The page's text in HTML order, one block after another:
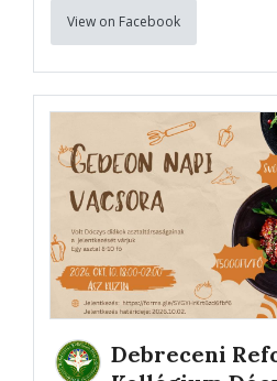
View on Facebook
Debreceni